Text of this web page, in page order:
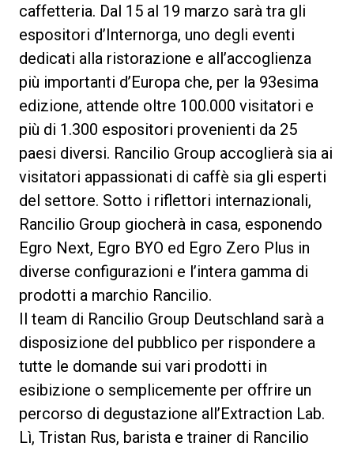
caffetteria. Dal 15 al 19 marzo sarà tra gli
espositori d’Internorga, uno degli eventi
dedicati alla ristorazione e all’accoglienza
più importanti d’Europa che, per la 93esima
edizione, attende oltre 100.000 visitatori e
più di 1.300 espositori provenienti da 25
paesi diversi. Rancilio Group accoglierà sia ai
visitatori appassionati di caffè sia gli esperti
del settore. Sotto i riflettori internazionali,
Rancilio Group giocherà in casa, esponendo
Egro Next, Egro BYO ed Egro Zero Plus in
diverse configurazioni e l’intera gamma di
prodotti a marchio Rancilio.
Il team di Rancilio Group Deutschland sarà a
disposizione del pubblico per rispondere a
tutte le domande sui vari prodotti in
esibizione o semplicemente per offrire un
percorso di degustazione all’Extraction Lab.
Lì, Tristan Rus, barista e trainer di Rancilio
Contattaci
Privacy Policy